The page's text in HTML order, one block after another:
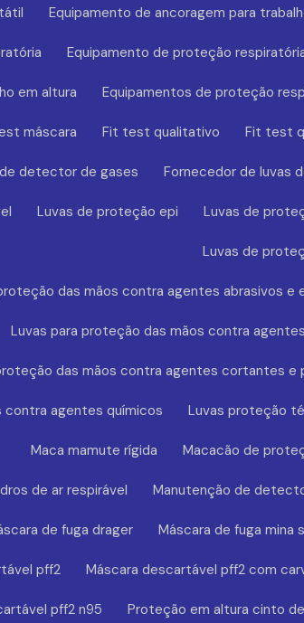
Equipamento de ancoragem para
Equipamento de proteção
em altura Equipamentos de proteção
máscara Fit test qualitativo Fit test
detector de gases Fornecedor de luvas
Luvas de proteção epi Luvas de
Luvas de
das mãos contra agentes abrasivos e
Luvas para proteção das mãos contra
das mãos contra agentes cortantes e
contra agentes químicos Luvas proteção
Maca mamute rígida Macacão de
de ar respirável Manutenção de
de fuga drager Máscara de fuga mina
pff2 Máscara descartável pff2 com
pff2 n95 Proteção em altura cinto